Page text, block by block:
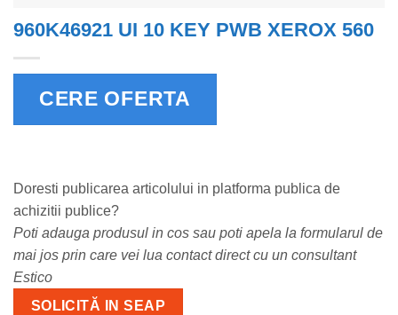
960K46921 UI 10 KEY PWB XEROX 560
CERE OFERTA
Doresti publicarea articolului in platforma publica de
achizitii publice?
Poti adauga produsul in cos sau poti apela la formularul de
mai jos prin care vei lua contact direct cu un consultant
Estico
SOLICITĂ IN SEAP